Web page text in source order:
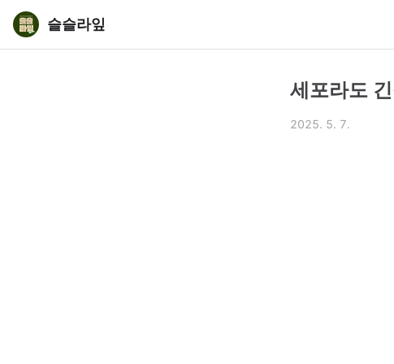
슬슬라잎
세포라도
2025. 5. 7.